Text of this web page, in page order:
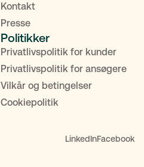
Kontakt
Presse
Politikker
Privatlivspolitik for kunder
Privatlivspolitik for ansøgere
Vilkår og betingelser
Cookiepolitik
LinkedInFacebook